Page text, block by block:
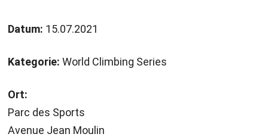
Datum: 15.07.2021
Kategorie: World Climbing Series
Ort:
Parc des Sports
Avenue Jean Moulin